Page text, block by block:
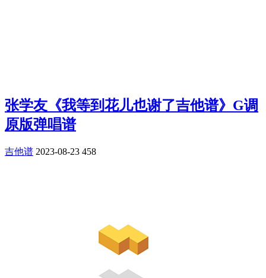
张学友《我等到花儿也谢了吉他谱》G调
原版弹唱谱
吉他谱 2023-08-23 458